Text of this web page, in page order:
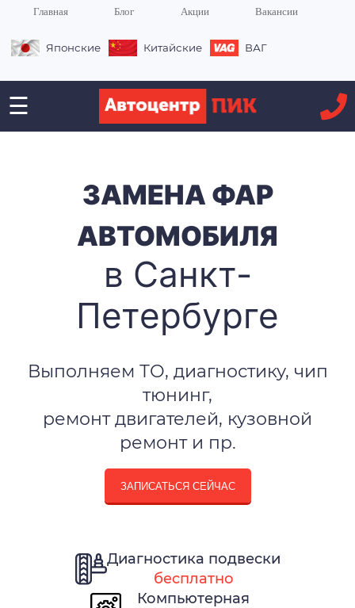
Главная Блог Акции Вакансии
Японские Китайские ВАГ
☰
ЗАМЕНА ФАР
АВТОМОБИЛЯ
в Санкт-
Петербурге
Выполняем ТО, диагностику, чип
тюнинг,
ремонт двигателей, кузовной
ремонт и пр.
ЗАПИСАТЬСЯ СЕЙЧАС
Диагностика подвески
бесплатно
Компьютерная